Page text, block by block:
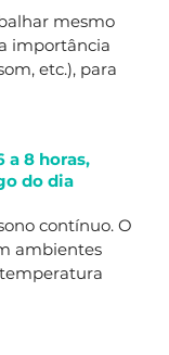
mesmo
importância
etc.), para
a 8 horas,
do dia
contínuo. O
ambientes